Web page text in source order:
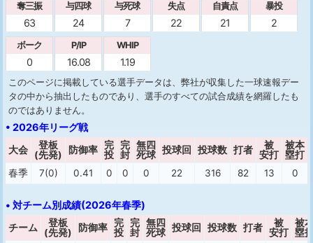
奪三振
63
与四球
24
与死球
7
失点
22
自責点
21
暴投
2
ボーク
0
P/IP
16.08
WHIP
1.19
このページに掲載している選手データは、弊社が収集した一球速報デー
タの中から抽出したものであり、選手のすべての試合成績を網羅したも
のではありません。
• 2026年リーグ戦
大会
登板
(先発)
防御率
完
投
完
封
無四
死球 投球回 投球数 打者
被
安打
被本
塁打
春季
7(0) 0.41 0 0 0 22 316 82 13 0
• 対チーム別成績(2026年春季)
チーム
登板
(先発)
防御率
完
投
完
封
無四
死球 投球回 投球数 打者
被
安打
被
塁